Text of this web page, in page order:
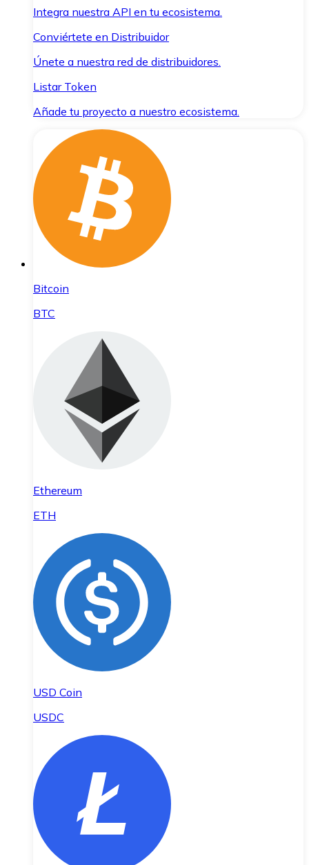
Integra nuestra API en tu ecosistema.
Conviértete en Distribuidor
Únete a nuestra red de distribuidores.
Listar Token
Añade tu proyecto a nuestro ecosistema.
Bitcoin
BTC
Ethereum
ETH
USD Coin
USDC